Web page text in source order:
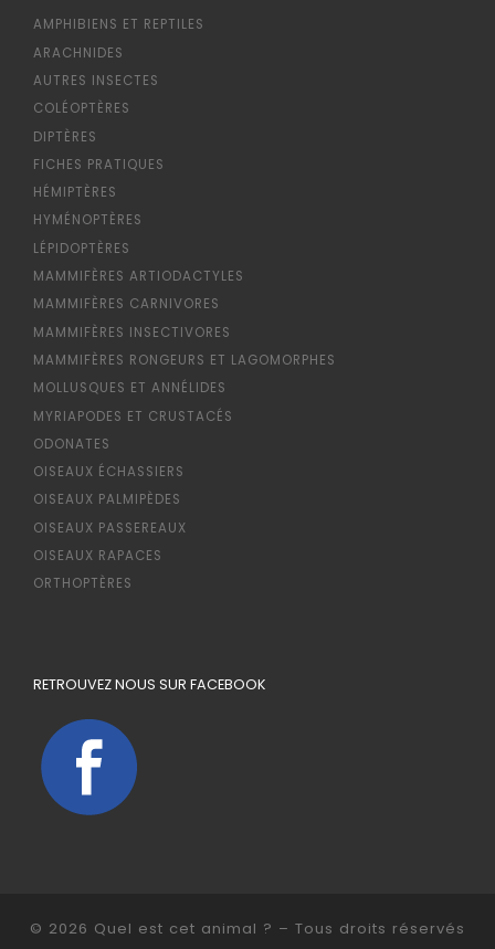
AMPHIBIENS ET REPTILES
ARACHNIDES
AUTRES INSECTES
COLÉOPTÈRES
DIPTÈRES
FICHES PRATIQUES
HÉMIPTÈRES
HYMÉNOPTÈRES
LÉPIDOPTÈRES
MAMMIFÈRES ARTIODACTYLES
MAMMIFÈRES CARNIVORES
MAMMIFÈRES INSECTIVORES
MAMMIFÈRES RONGEURS ET LAGOMORPHES
MOLLUSQUES ET ANNÉLIDES
MYRIAPODES ET CRUSTACÉS
ODONATES
OISEAUX ÉCHASSIERS
OISEAUX PALMIPÈDES
OISEAUX PASSEREAUX
OISEAUX RAPACES
ORTHOPTÈRES
RETROUVEZ NOUS SUR FACEBOOK
© 2026 Quel est cet animal ? – Tous droits réservés